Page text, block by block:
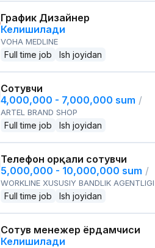
График Дизайнер
Келишилади
VOHA MEDLINE
Full time job Ish joyidan
Сотувчи
4,000,000 - 7,000,000 sum /
ARTEL BRAND SHOP
Full time job Ish joyidan
Телефон орқали сотувчи
5,000,000 - 10,000,000 sum /
WORKLINE XUSUSIY BANDLIK AGENTLIGI
Full time job Ish joyidan
Сотув менежер ёрдамчиси
Келишилади